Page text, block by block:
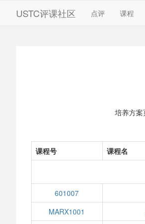
USTC评课社区 点评 课程
培养方
课程号 课程名
601007
MARX1001